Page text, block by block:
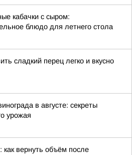
кабачки с сыром:
блюдо для летнего стола
сладкий перец легко и вкусно
в августе: секреты
урожая
как вернуть объём после